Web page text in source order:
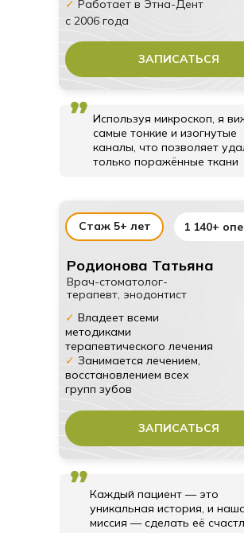
Используя микроскоп, я
самые тонкие и изогнутые
каналы, что позволяет
только поражённые ткани
ЗАПИСАТЬСЯ
✓ Работает в Этна-Дент
с 2006 года
Каждый пациент — это
уникальная история, и
миссия — сделать её
Родионова Татьяна
ЗАПИСАТЬСЯ
Стаж 5+ лет 1 140+
Врач-стоматолог-
терапевт, энодонтист
✓ Владеет всеми
методиками
терапевтического лечения
✓ Занимается лечением,
восстановлением всех
групп зубов
Высокие стандарты работы
Клиника «Этна-Дент – это место
сочетания профессиональных
стоматологических услуг, честной
цены, опыта специалистов, и
комфорта при процедурах.
Стоматологическая
клиника «Этна-Дент»
на Таганской